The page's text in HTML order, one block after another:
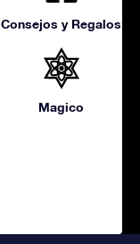
Consejos y Regalos
Magico